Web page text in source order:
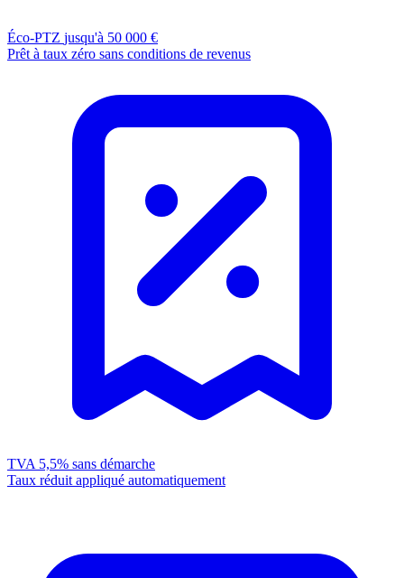
Éco-PTZ jusqu'à 50 000 €
Prêt à taux zéro sans conditions de revenus
TVA 5,5% sans démarche
Taux réduit appliqué automatiquement